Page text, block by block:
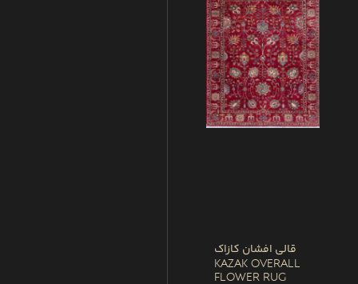
قالی افشان کازاک
Kazak Overall
Flower Rug